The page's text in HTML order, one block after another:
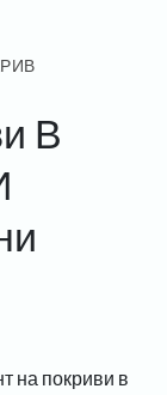
В
на покриви в